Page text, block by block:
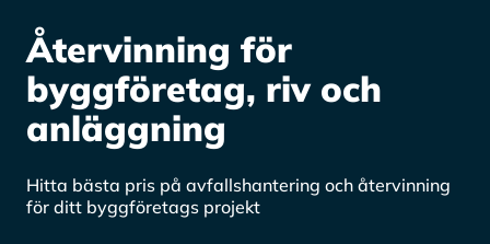
Återvinning för
byggföretag, riv och
anläggning
Hitta bästa pris på avfallshantering och återvinning
för ditt byggföretags projekt